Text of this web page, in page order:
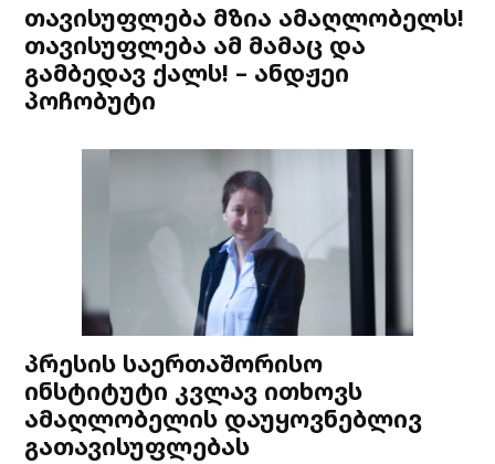
თავისუფლება მზია ამაღლობელს!
თავისუფლება ამ მამაც და
გამბედავ ქალს! – ანდჟეი
პოჩობუტი
პრესის საერთაშორისო
ინსტიტუტი კვლავ ითხოვს
ამაღლობელის დაუყოვნებლივ
გათავისუფლებას